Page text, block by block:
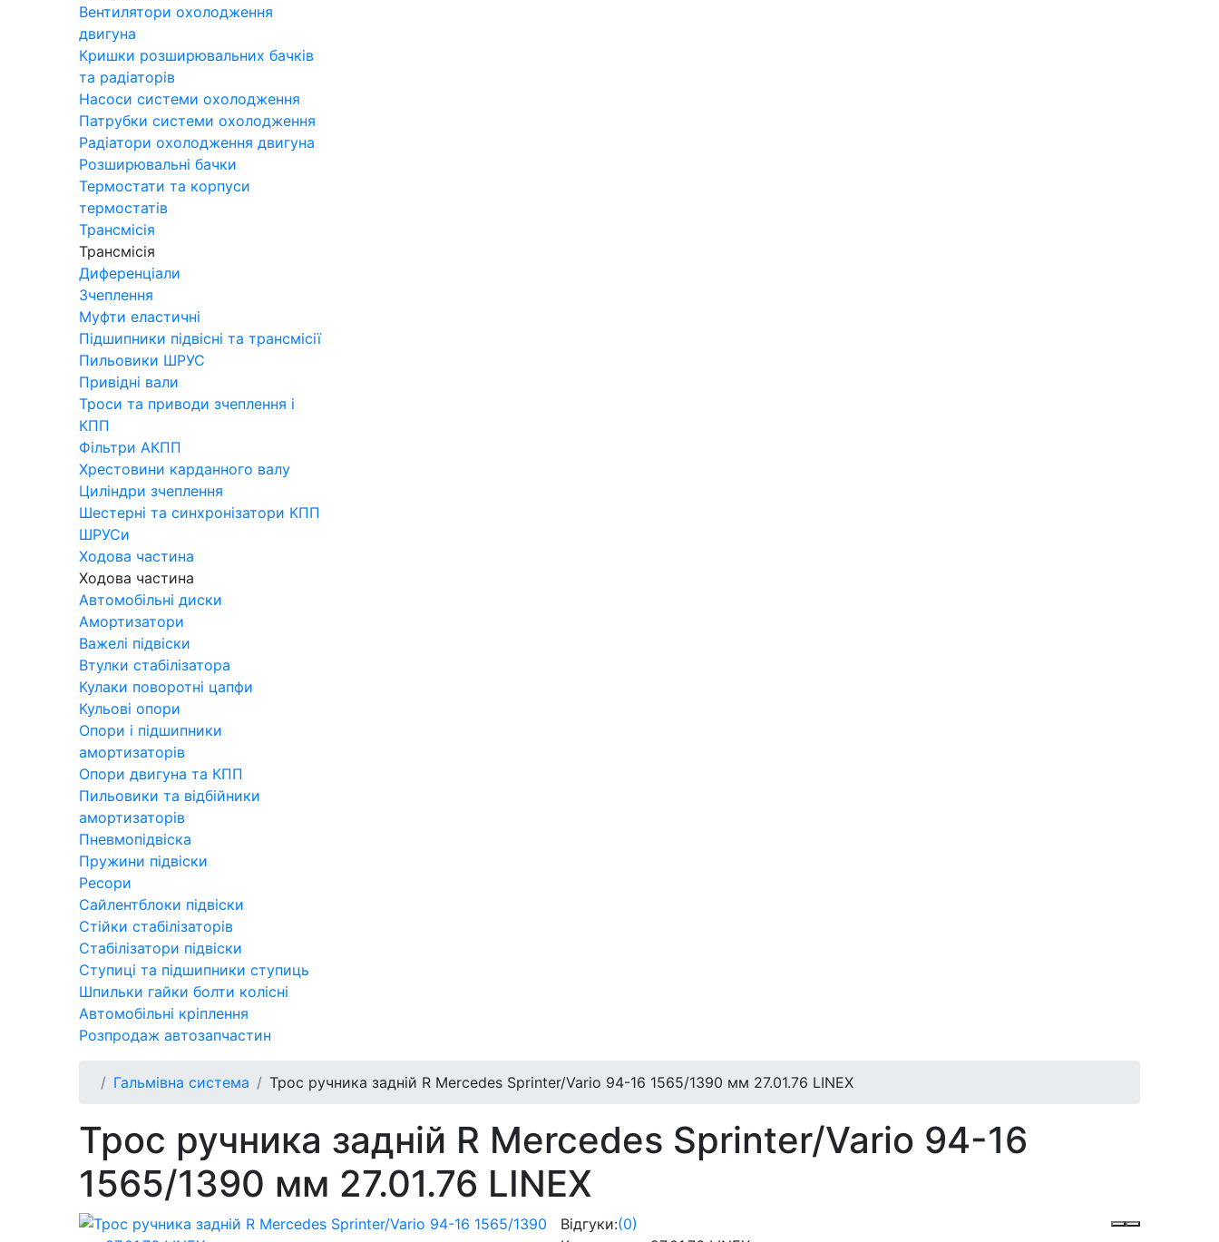
Вентилятори охолодження
двигуна
Кришки розширювальних бачків
та радіаторів
Насоси системи охолодження
Патрубки системи охолодження
Радіатори охолодження двигуна
Розширювальні бачки
Термостати та корпуси
термостатів
Трансмісія
Трансмісія
Диференціали
Зчеплення
Муфти еластичні
Підшипники підвісні та трансмісії
Пильовики ШРУС
Привідні вали
Троси та приводи зчеплення і
КПП
Фільтри АКПП
Хрестовини карданного валу
Циліндри зчеплення
Шестерні та синхронізатори КПП
ШРУСи
Ходова частина
Ходова частина
Автомобільні диски
Амортизатори
Важелі підвіски
Втулки стабілізатора
Кулаки поворотні цапфи
Кульові опори
Опори і підшипники
амортизаторів
Опори двигуна та КПП
Пильовики та відбійники
амортизаторів
Пневмопідвіска
Пружини підвіски
Ресори
Сайлентблоки підвіски
Стійки стабілізаторів
Стабілізатори підвіски
Ступиці та підшипники ступиць
Шпильки гайки болти колісні
Автомобільні кріплення
Розпродаж автозапчастин
Гальмівна система Трос ручника задній R Mercedes Sprinter/Vario 94-16 1565/1390 мм 27.01.76 LINEX
Трос ручника задній R Mercedes Sprinter/Vario 94-16
1565/1390 мм 27.01.76 LINEX
Відгуки:(0)